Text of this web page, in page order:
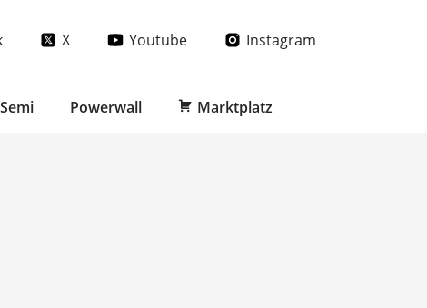
X Youtube Instagram
Semi Powerwall Marktplatz